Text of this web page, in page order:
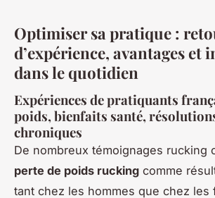
Optimiser sa pratique :
d’expérience, avantages et
dans le quotidien
Expériences de pratiquants
poids, bienfaits santé,
chroniques
De nombreux témoignages rucking
perte de poids rucking comme
tant chez les hommes que chez les